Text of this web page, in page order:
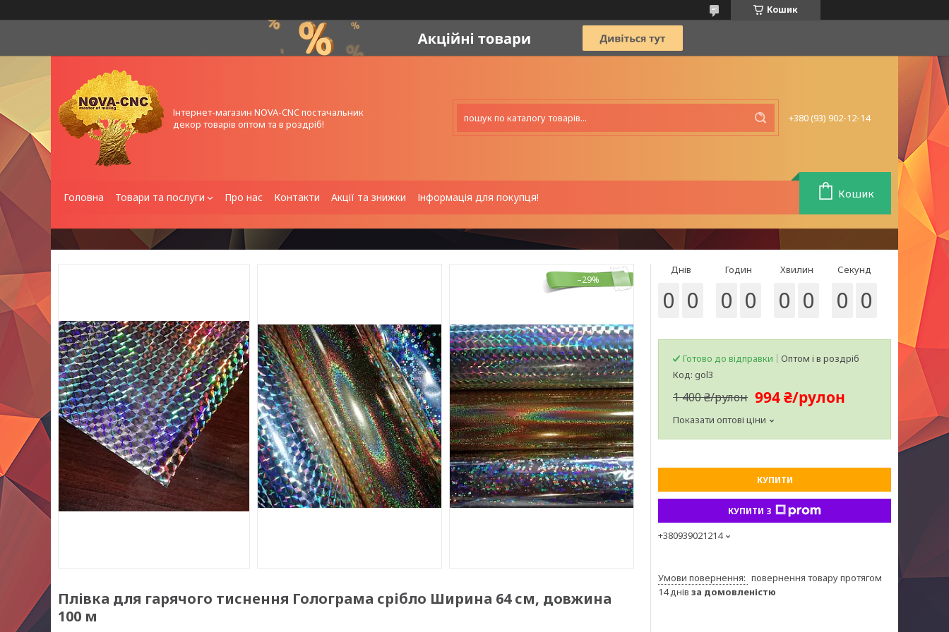
Кошик
Інтернет-магазин NOVA-CNC постачальник
декор товарів оптом та в роздріб!
+380 (93) 902-12-14
Головна Товари та послуги Про нас Контакти Акції та знижки Інформація для покупця! Кошик
–29%
Плівка для гарячого тиснення Голограма срібло Ширина 64 см, довжина
100 м
Днів
0 0
Годин
0 0
Хвилин
0 0
Секунд
0 0
Готово до відправки
Оптом і в роздріб
Код: gol3
1 400 ₴/рулон 994 ₴/рулон
Показати оптові ціни
КУПИТИ
КУПИТИ З
+380939021214
повернення товару протягом
14 днів за домовленістю